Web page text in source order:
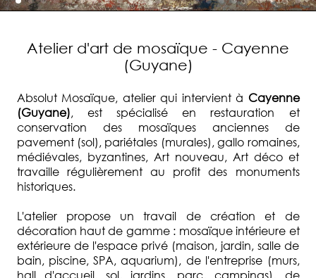
Atelier d'art de mosaïque - Cayenne
(Guyane)
Absolut Mosaïque, atelier qui intervient à Cayenne
(Guyane), est spécialisé en restauration et
conservation des mosaïques anciennes de
pavement (sol), pariétales (murales), gallo romaines,
médiévales, byzantines, Art nouveau, Art déco et
travaille régulièrement au profit des monuments
historiques.
L'atelier propose un travail de création et de
décoration haut de gamme : mosaïque intérieure et
extérieure de l'espace privé (maison, jardin, salle de
bain, piscine, SPA, aquarium), de l'entreprise (murs,
hall d'accueil, sol, jardins, parc, campings), de